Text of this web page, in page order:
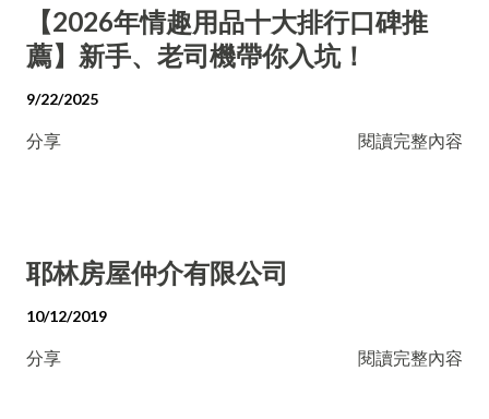
【2026年情趣用品十大排行口碑推
薦】新手、老司機帶你入坑！
9/22/2025
分享 閱讀完整內容
耶林房屋仲介有限公司
10/12/2019
分享 閱讀完整內容